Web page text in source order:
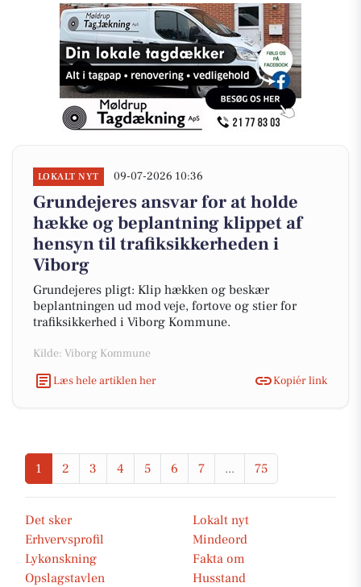
LOKALT NYT 09-07-2026 10:36
Grundejeres ansvar for at holde
hække og beplantning klippet af
hensyn til trafiksikkerheden i
Viborg
Grundejeres pligt: Klip hækken og beskær
beplantningen ud mod veje, fortove og stier for
trafiksikkerhed i Viborg Kommune.
Kilde: Viborg Kommune
Læs hele artiklen her
Kopiér link
1 2 3 4 5 6 7 ... 75
Det sker
Lokalt nyt
Erhvervsprofil
Mindeord
Lykønskning
Fakta om
Opslagstavlen
Husstand